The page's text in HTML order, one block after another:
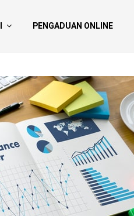
PENGADUAN ONLINE